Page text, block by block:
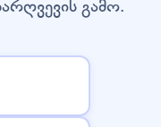
გამო.